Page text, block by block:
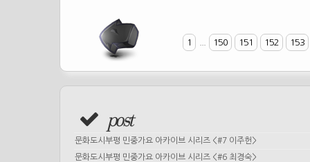
1 150 151 152 153
post
문화도시부평 민중가요 아카이브 시리즈 <#7 이주헌>
문화도시부평 민중가요 아카이브 시리즈 <#6 최경숙>